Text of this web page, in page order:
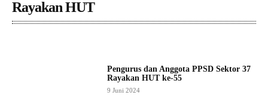
Rayakan HUT
Pengurus dan Anggota PPSD Sektor 37
Rayakan HUT ke-55
9 Juni 2024